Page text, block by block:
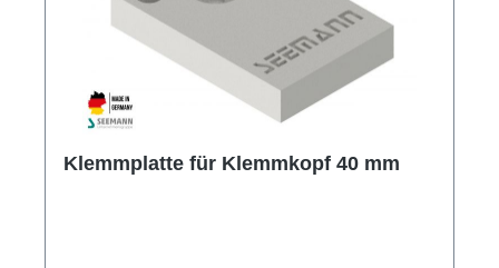
Klemmplatte für Klemmkopf 40 mm